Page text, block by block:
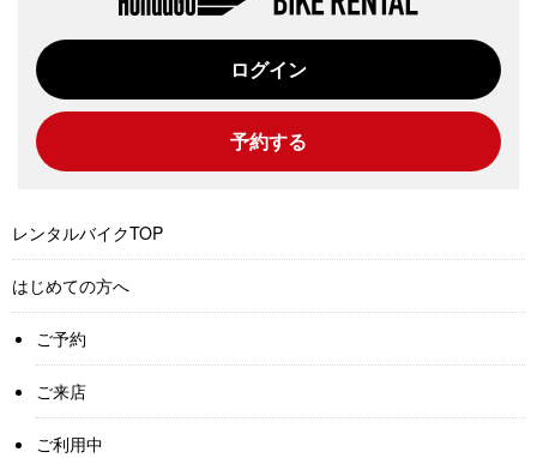
ログイン
予約する
レンタルバイクTOP
はじめての方へ
ご予約
ご来店
ご利用中